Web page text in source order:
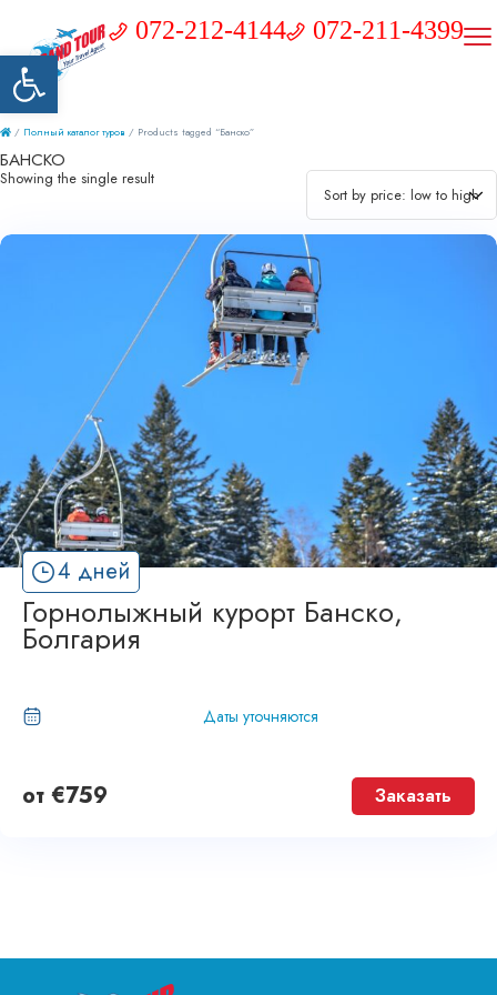
Открыть панель инструментов
072-212-4144 072-211-4399
/ Полный каталог туров / Products tagged “Банско”
БАНСКО
Showing the single result
4 дней
Горнолыжный курорт Банско,
Болгария
Даты уточняются
от €759 Заказать